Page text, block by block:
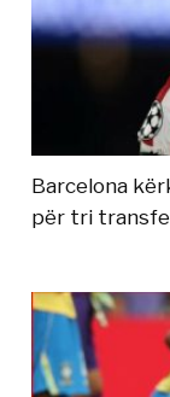
Barcelona
për tri